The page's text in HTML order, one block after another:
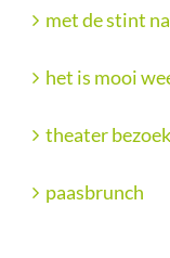
met de stint
het is mooi
theater
paasbrunch